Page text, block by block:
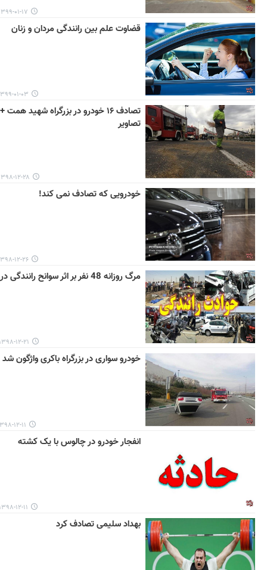
۱۳۹۹-۰۱-۱۷
قضاوت علم بین رانندگی مردان و زنان
۱۳۹۹-۰۱-۰۳
تصادف ۱۶ خودرو در بزرگراه شهید همت +
تصاویر
۱۳۹۸-۱۲-۲۸
خودرویی که تصادف نمی کند!
۱۳۹۸-۱۲-۲۶
مرگ روزانه 48 نفر بر اثر سوانح رانندگی در ایران
۱۳۹۸-۱۲-۲۱
خودرو سواری در بزرگراه باکری واژگون شد
۱۳۹۸-۱۲-۱۱
انفجار خودرو در چالوس با یک کشته
۱۳۹۸-۱۲-۱۱
بهداد سلیمی تصادف کرد